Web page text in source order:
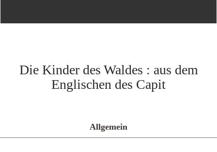
Die Kinder des Waldes : aus dem
Englischen des Capit
Allgemein